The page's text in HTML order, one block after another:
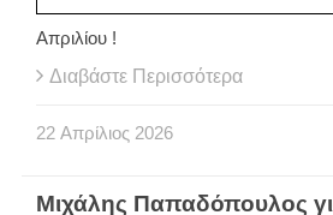
Απριλίου !
Διαβάστε Περισσότερα
22 Απρίλιος 2026
Mιχάλης Παπαδόπουλος